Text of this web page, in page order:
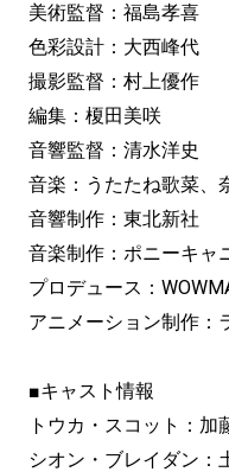
美術監督：福島孝喜
色彩設計：大西峰代
撮影監督：村上優作
編集：榎田美咲
音響監督：清水洋史
音楽：うたたね歌菜、
音響制作：東北新社
音楽制作：ポニーキャ
プロデュース：
アニメーション制作：
■キャスト情報
トウカ・スコット：加
シオン・ブレイダン：